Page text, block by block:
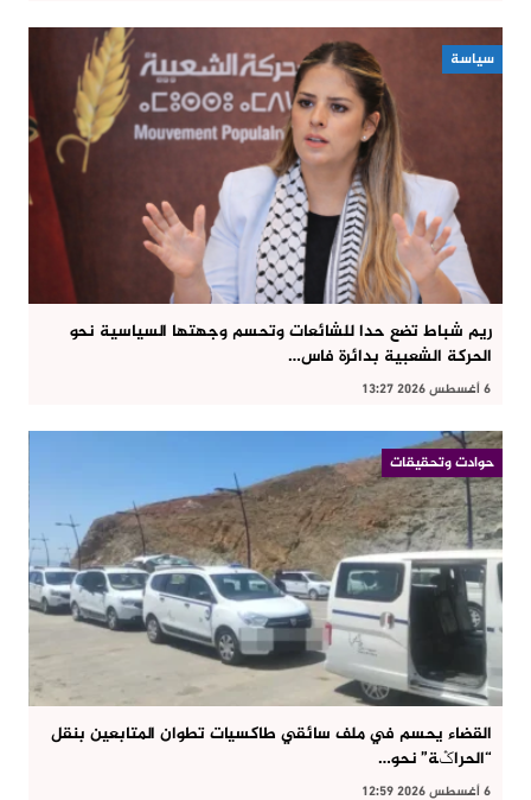
سياسة
ريم شباط تضع حدا للشائعات وتحسم وجهتها السياسية نحو
الحركة الشعبية بدائرة فاس…
6 أغسطس 2026 13:27
حوادت وتحقيقات
القضاء يحسم في ملف سائقي طاكسيات تطوان المتابعين بنقل
“الحراݣة” نحو…
6 أغسطس 2026 12:59